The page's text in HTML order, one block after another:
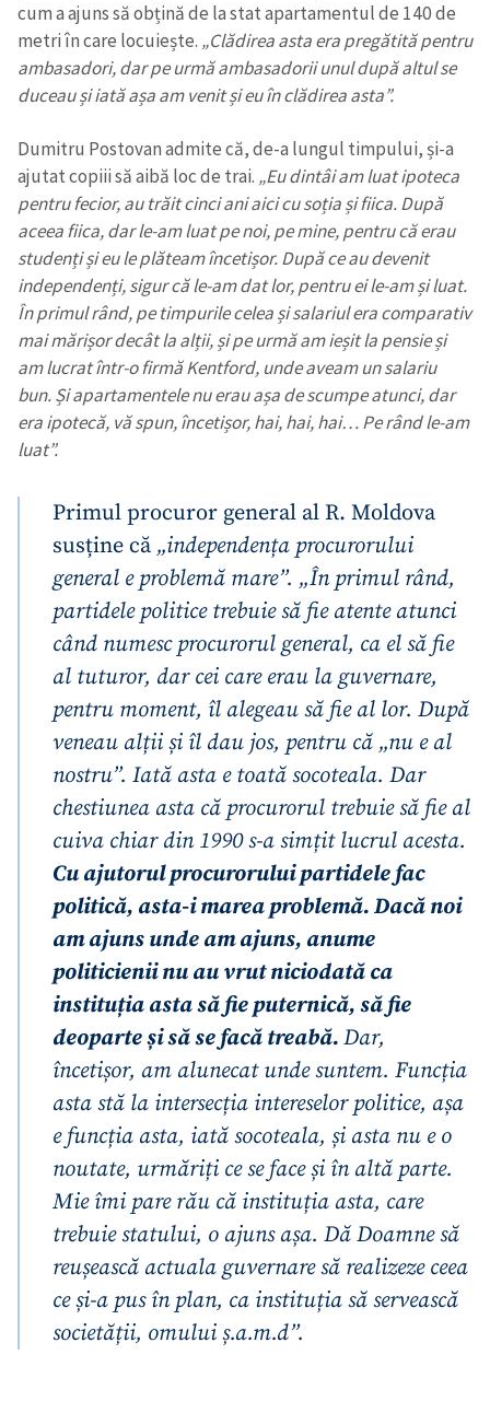
cum a ajuns să obțină de la stat apartamentul de 140 de
metri în care locuiește. „Clădirea asta era pregătită pentru
ambasadori, dar pe urmă ambasadorii unul după altul se
duceau și iată așa am venit și eu în clădirea asta”.
Dumitru Postovan admite că, de-a lungul timpului, și-a
ajutat copiii să aibă loc de trai. „Eu dintâi am luat ipoteca
pentru fecior, au trăit cinci ani aici cu soția și fiica. După
aceea fiica, dar le-am luat pe noi, pe mine, pentru că erau
studenți și eu le plăteam încetișor. După ce au devenit
independenți, sigur că le-am dat lor, pentru ei le-am și luat.
În primul rând, pe timpurile celea și salariul era comparativ
mai mărișor decât la alții, și pe urmă am ieșit la pensie și
am lucrat într-o firmă Kentford, unde aveam un salariu
bun. Și apartamentele nu erau așa de scumpe atunci, dar
era ipotecă, vă spun, încetișor, hai, hai, hai… Pe rând le-am
luat”.
Primul procuror general al R. Moldova
susține că „independența procurorului
general e problemă mare”. „În primul rând,
partidele politice trebuie să fie atente atunci
când numesc procurorul general, ca el să fie
al tuturor, dar cei care erau la guvernare,
pentru moment, îl alegeau să fie al lor. După
veneau alții și îl dau jos, pentru că „nu e al
nostru”. Iată asta e toată socoteala. Dar
chestiunea asta că procurorul trebuie să fie al
cuiva chiar din 1990 s-a simțit lucrul acesta.
Cu ajutorul procurorului partidele fac
politică, asta-i marea problemă. Dacă noi
am ajuns unde am ajuns, anume
politicienii nu au vrut niciodată ca
instituția asta să fie puternică, să fie
deoparte și să se facă treabă.Dar,
încetișor, am alunecat unde suntem. Funcția
asta stă la intersecția intereselor politice, așa
e funcția asta, iată socoteala, și asta nu e o
noutate, urmăriți ce se face și în altă parte.
Mie îmi pare rău că instituția asta, care
trebuie statului, o ajuns așa. Dă Doamne să
reușească actuala guvernare să realizeze ceea
ce și-a pus în plan, ca instituția să servească
societății, omului ș.a.m.d”.